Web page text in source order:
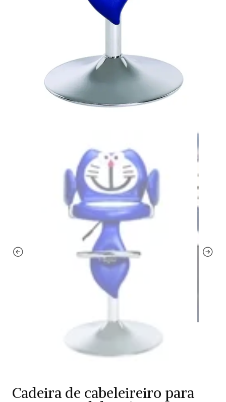
Cadeira de cabeleireiro para